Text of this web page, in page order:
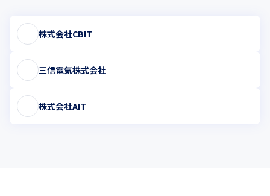
株式会社CBIT
三信電気株式会社
株式会社AIT